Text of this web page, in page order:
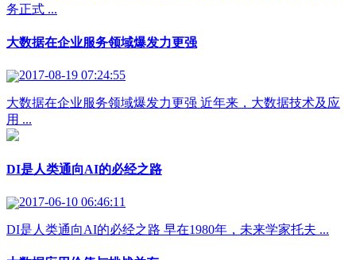
务正式 ...
大数据在企业服务领域爆发力更强
2017-08-19 07:24:55
大数据在企业服务领域爆发力更强 近年来，大数据技术及应
用 ...
DI是人类通向AI的必经之路
2017-06-10 06:46:11
DI是人类通向AI的必经之路 早在1980年，未来学家托夫 ...